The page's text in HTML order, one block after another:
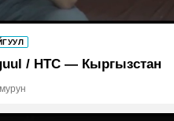
/ НТС — Кыргызстан